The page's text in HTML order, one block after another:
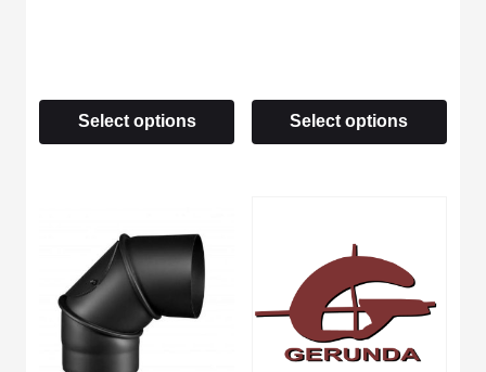
Select options Select options